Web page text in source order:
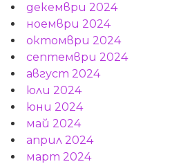
декември 2024
ноември 2024
октомври 2024
септември 2024
август 2024
юли 2024
юни 2024
май 2024
април 2024
март 2024